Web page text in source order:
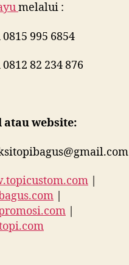
melalui :
995 6854
82 234 876
website: